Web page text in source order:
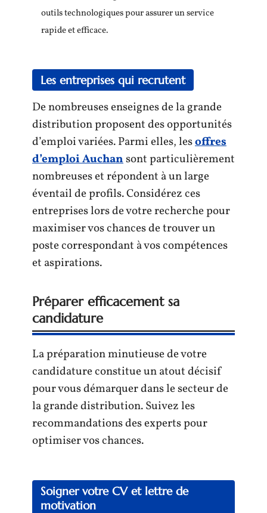
outils technologiques pour assurer un service
rapide et efficace.
Les entreprises qui recrutent
De nombreuses enseignes de la grande
distribution proposent des opportunités
d’emploi variées. Parmi elles, lesoffres
d’emploi Auchansont particulièrement
nombreuses et répondent à un large
éventail de profils. Considérez ces
entreprises lors de votre recherche pour
maximiser vos chances de trouver un
poste correspondant à vos compétences
et aspirations.
Préparer efficacement sa
candidature
La préparation minutieuse de votre
candidature constitue un atout décisif
pour vous démarquer dans le secteur de
la grande distribution. Suivez les
recommandations des experts pour
optimiser vos chances.
Soigner votre CV et lettre de
motivation